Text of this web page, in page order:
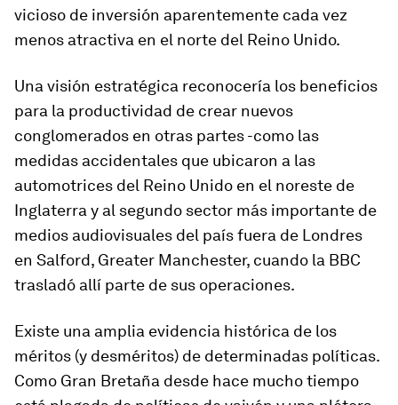
vicioso de inversión aparentemente cada vez
menos atractiva en el norte del Reino Unido.
Una visión estratégica reconocería los beneficios
para la productividad de crear nuevos
conglomerados en otras partes -como las
medidas accidentales que ubicaron a las
automotrices del Reino Unido en el noreste de
Inglaterra y al segundo sector más importante de
medios audiovisuales del país fuera de Londres
en Salford, Greater Manchester, cuando la BBC
trasladó allí parte de sus operaciones.
Existe una amplia evidencia histórica de los
méritos (y desméritos) de determinadas políticas.
Como Gran Bretaña desde hace mucho tiempo